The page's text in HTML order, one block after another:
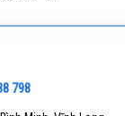
798